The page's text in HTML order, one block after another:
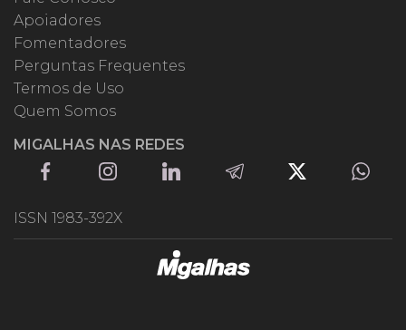
Apoiadores
Fomentadores
Perguntas Frequentes
Termos de Uso
Quem Somos
MIGALHAS NAS REDES
ISSN 1983-392X